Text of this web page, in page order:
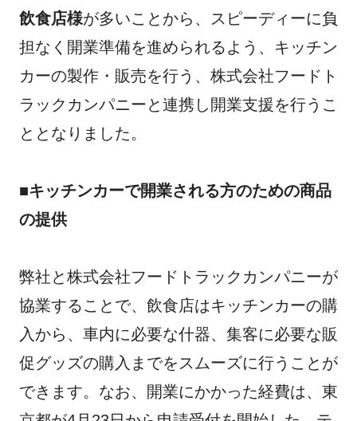
飲食店様が多いことから、スピーディーに負
担なく開業準備を進められるよう、キッチン
カーの製作・販売を行う、株式会社フードト
ラックカンパニーと連携し開業支援を行うこ
ととなりました。
■キッチンカーで開業される方のための商品
の提供
弊社と株式会社フードトラックカンパニーが
協業することで、飲食店はキッチンカーの購
入から、車内に必要な什器、集客に必要な販
促グッズの購入までをスムーズに行うことが
できます。なお、開業にかかった経費は、東